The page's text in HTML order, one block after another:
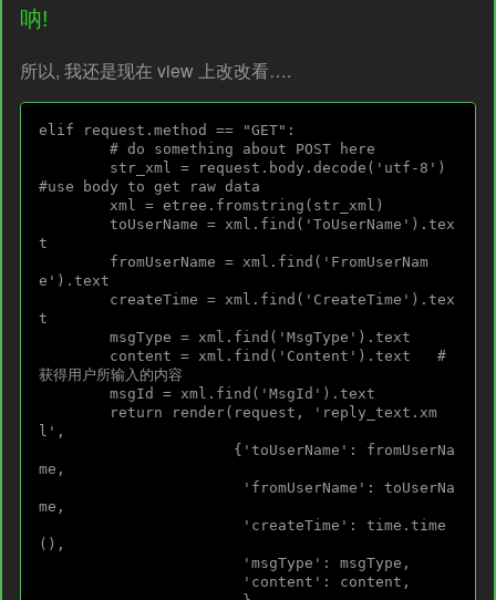
呐!
所以, 我还是现在 view 上改改看….
elif request.method == "GET":
#use body to get raw data
t
e').text
t
获得用户所输入的内容
l',
me,
me,
(),